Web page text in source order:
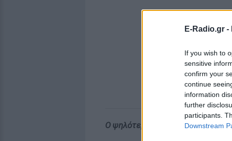
E-Radio.gr -
If you wish to
sensitive
confirm your
continue
information
further
participants.
Downstream
Ο ψηλότερος χιονάνθρωπος στον